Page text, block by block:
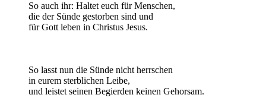
So auch ihr: Haltet euch für Menschen,
die der Sünde gestorben sind und
für Gott leben in Christus Jesus.
So lasst nun die Sünde nicht herrschen
in eurem sterblichen Leibe,
und leistet seinen Begierden keinen Gehorsam.